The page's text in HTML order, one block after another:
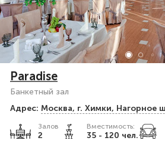
Paradise
Банкетный зал
Адрес: Москва, г. Химки, Нагорное
Залов
2
Вместимость:
35 - 120 чел.